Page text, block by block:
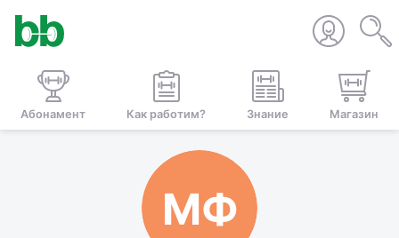
Абонамент Как работим? Знание Магазин
МФ